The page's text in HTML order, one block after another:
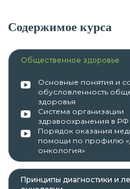
Содержимое курса
Общественное здоровье
Основные понятия и
обусловленность
здоровья
Система организации
здравоохранения в РФ
Порядок оказания
помощи по профилю
онкология»
Принципы диагностики и